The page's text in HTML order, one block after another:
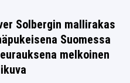
Solbergin mallirakas
Suomessa
melkoinen